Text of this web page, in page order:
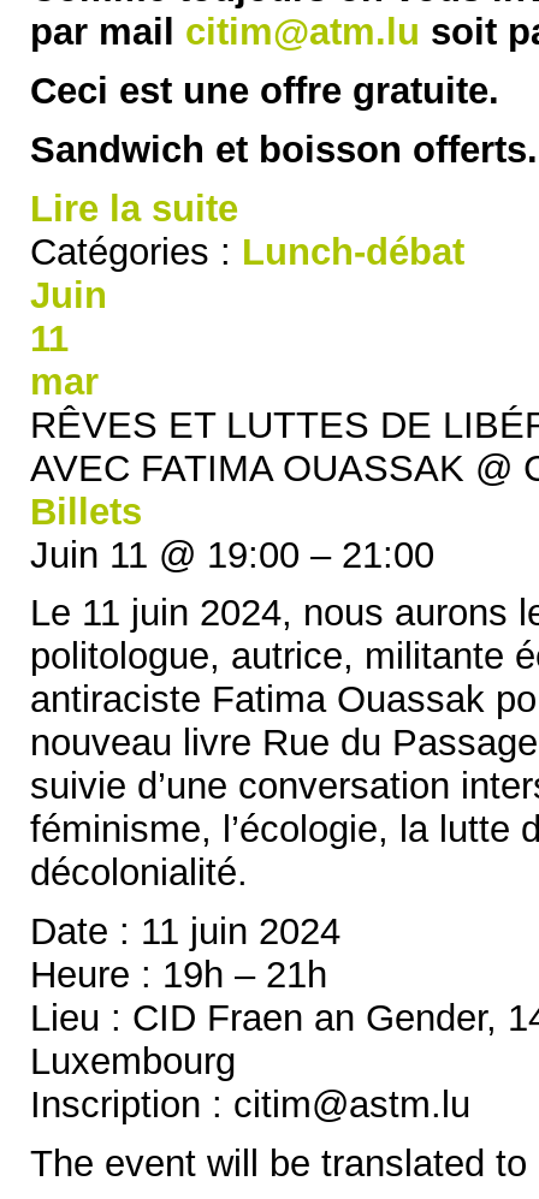
par mail citim@atm.lu soit
Ceci est une offre gratuite.
Sandwich et boisson offerts.
Lire la suite
Catégories : Lunch-débat
Juin
11
mar
RÊVES ET LUTTES DE
AVEC FATIMA OUASSAK @
Billets
Juin 11 @ 19:00 – 21:00
Le 11 juin 2024, nous aurons
politologue, autrice, militante
antiraciste Fatima Ouassak
nouveau livre Rue du
suivie d’une conversation
féminisme, l’écologie, la lutte
décolonialité.
Date : 11 juin 2024
Heure : 19h – 21h
Lieu : CID Fraen an Gender,
Luxembourg
Inscription : citim@astm.lu
The event will be translated